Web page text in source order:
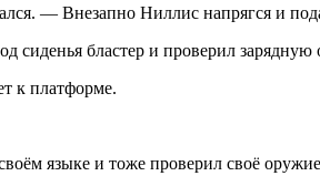
— Внезапно Ниллис напрягся и
бластер и проверил зарядную
к платформе.
языке и тоже проверил своё